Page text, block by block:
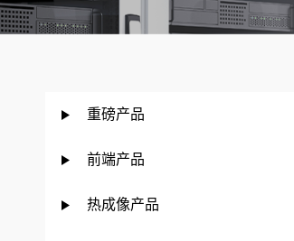
重磅产品
前端产品
热成像产品